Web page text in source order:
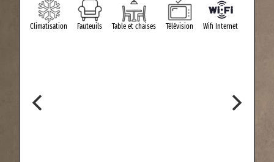
Climatisation Fauteuils Table et chaises Télévision Wifi Internet